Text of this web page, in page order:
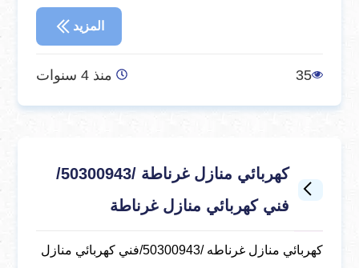
المزيد
35 منذ 4 سنوات
كهربائي منازل غرناطة /50300943/
فني كهربائي منازل غرناطة
كهربائي منازل غرناطه /50300943/فني كهربائي منازل